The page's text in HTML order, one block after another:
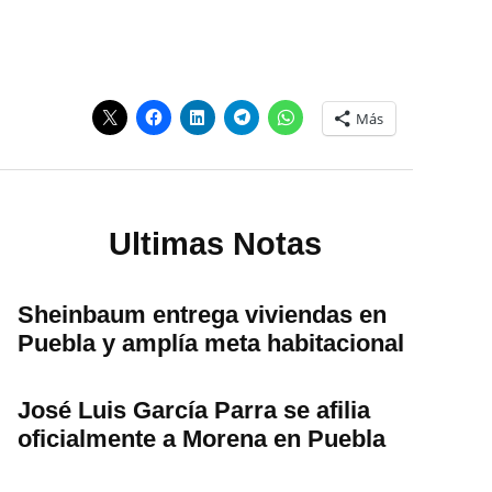
Más
Ultimas Notas
Sheinbaum entrega viviendas en
Puebla y amplía meta habitacional
José Luis García Parra se afilia
oficialmente a Morena en Puebla